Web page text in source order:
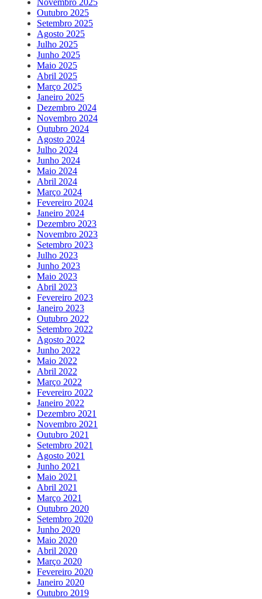
Outubro 2025
Setembro 2025
Agosto 2025
Julho 2025
Junho 2025
Maio 2025
Abril 2025
Março 2025
Janeiro 2025
Dezembro 2024
Novembro 2024
Outubro 2024
Agosto 2024
Julho 2024
Junho 2024
Maio 2024
Abril 2024
Março 2024
Fevereiro 2024
Janeiro 2024
Dezembro 2023
Novembro 2023
Setembro 2023
Julho 2023
Junho 2023
Maio 2023
Abril 2023
Fevereiro 2023
Janeiro 2023
Outubro 2022
Setembro 2022
Agosto 2022
Junho 2022
Maio 2022
Abril 2022
Março 2022
Fevereiro 2022
Janeiro 2022
Dezembro 2021
Novembro 2021
Outubro 2021
Setembro 2021
Agosto 2021
Junho 2021
Maio 2021
Abril 2021
Março 2021
Outubro 2020
Setembro 2020
Junho 2020
Maio 2020
Abril 2020
Março 2020
Fevereiro 2020
Janeiro 2020
Outubro 2019